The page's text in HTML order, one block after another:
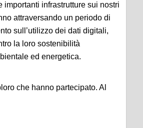
importanti infrastrutture sui nostri
attraversando un periodo di
sull’utilizzo dei dati digitali,
la loro sostenibilità
ed energetica.
che hanno partecipato. Al